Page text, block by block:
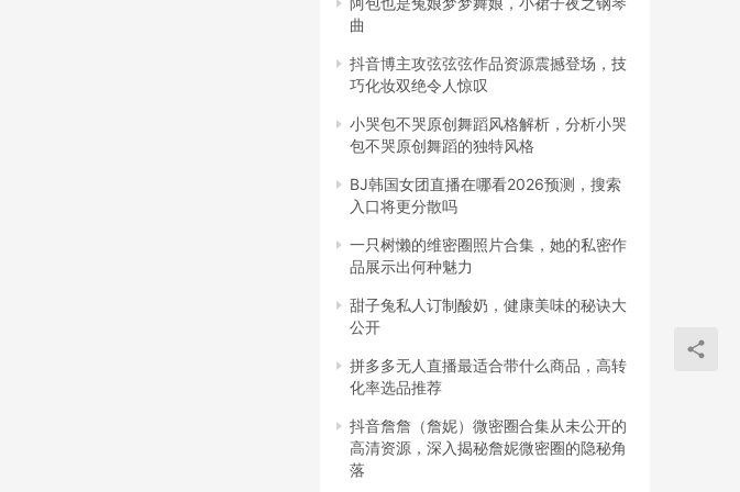
曲
抖音博主攻弦弦弦作品资源震撼登场，技
巧化妆双绝令人惊叹
小哭包不哭原创舞蹈风格解析，分析小哭
包不哭原创舞蹈的独特风格
BJ韩国女团直播在哪看2026预测，搜索
入口将更分散吗
一只树懒的维密圈照片合集，她的私密作
品展示出何种魅力
甜子兔私人订制酸奶，健康美味的秘诀大
公开
拼多多无人直播最适合带什么商品，高转
化率选品推荐
抖音詹詹（詹妮）微密圈合集从未公开的
高清资源，深入揭秘詹妮微密圈的隐秘角
落